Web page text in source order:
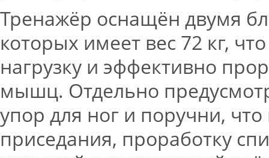
Тренажёр оснащён двумя
которых имеет вес 72 кг,
нагрузку и эффективно
мышц. Отдельно
упор для ног и поручни,
приседания, проработку